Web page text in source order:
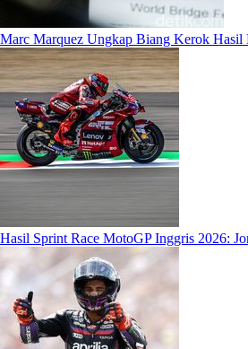
Marc Marquez Ungkap Biang Kerok Hasil
Hasil Sprint Race MotoGP Inggris 2026: